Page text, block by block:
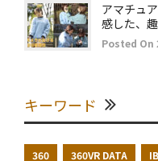
アマチュ
感した、
Posted On
キーワード
360 360VR DATA